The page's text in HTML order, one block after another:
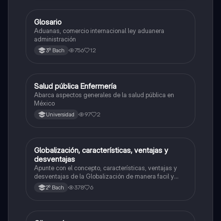
Estructura socioeconómica
Glosario
Aduanas, comercio internacional ley aduanera
administración
3º Bach 756 12
Estructura socioeconómica
Salud pública Enfermería
Abarca aspectos generales de la salud pública en
México
Universidad 97 2
Ética y valores
Globalización, características, ventajas y
desventajas
Apunte con el concepto, características, ventajas y
desventajas de la Globalización de manera facil y
rápida.2º Bach 378 6